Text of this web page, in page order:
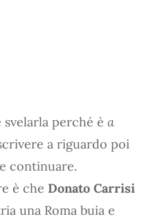
perché è a
a riguardo poi
continuare.
è che Donato Carrisi
una Roma buia e